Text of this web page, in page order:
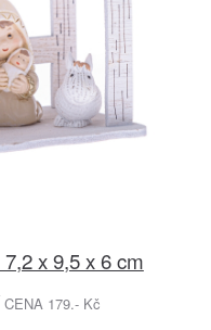
x 9,5 x 6 cm
179.- Kč